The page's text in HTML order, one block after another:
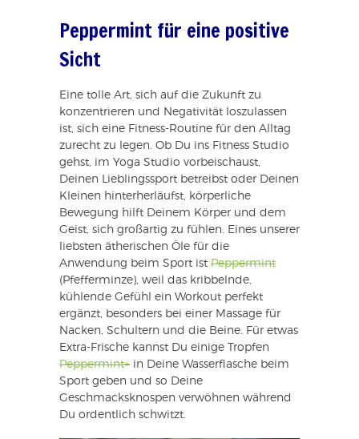
Peppermint für eine positive
Sicht
Eine tolle Art, sich auf die Zukunft zu
konzentrieren und Negativität loszulassen
ist, sich eine Fitness-Routine für den Alltag
zurecht zu legen. Ob Du ins Fitness Studio
gehst, im Yoga Studio vorbeischaust,
Deinen Lieblingssport betreibst oder Deinen
Kleinen hinterherläufst, körperliche
Bewegung hilft Deinem Körper und dem
Geist, sich großartig zu fühlen. Eines unserer
liebsten ätherischen Öle für die
Anwendung beim Sport ist Peppermint
(Pfefferminze), weil das kribbelnde,
kühlende Gefühl ein Workout perfekt
ergänzt, besonders bei einer Massage für
Nacken, Schultern und die Beine. Für etwas
Extra-Frische kannst Du einige Tropfen
Peppermint+ in Deine Wasserflasche beim
Sport geben und so Deine
Geschmacksknospen verwöhnen während
Du ordentlich schwitzt.